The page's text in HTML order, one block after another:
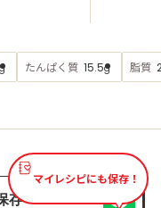
g たんぱく質 15.5g 脂質
マイレシピにも保存！
存